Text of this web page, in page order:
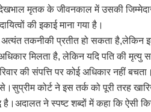
देखभाल मृतक के जीवनकाल में उसकी
की इकाई माना गया है।
अत्यंत तकनीकी प्रतीत हो सकता है,लेकिन
मिलता है, लेकिन यदि पति की मृत्यु
की संपत्ति पर कोई अधिकार नहीं
कोर्ट ने इस तर्क को पूरी तरह
ने स्पष्ट शब्दों में कहा कि ऐसी